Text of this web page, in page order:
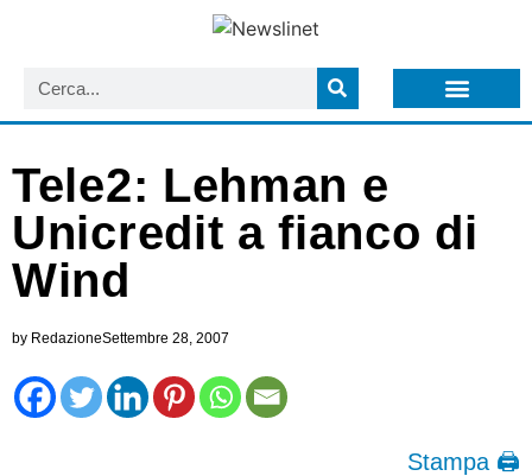
Tele2: Lehman e
Unicredit a fianco di
Wind
by RedazioneSettembre 28, 2007
Stampa 🖨